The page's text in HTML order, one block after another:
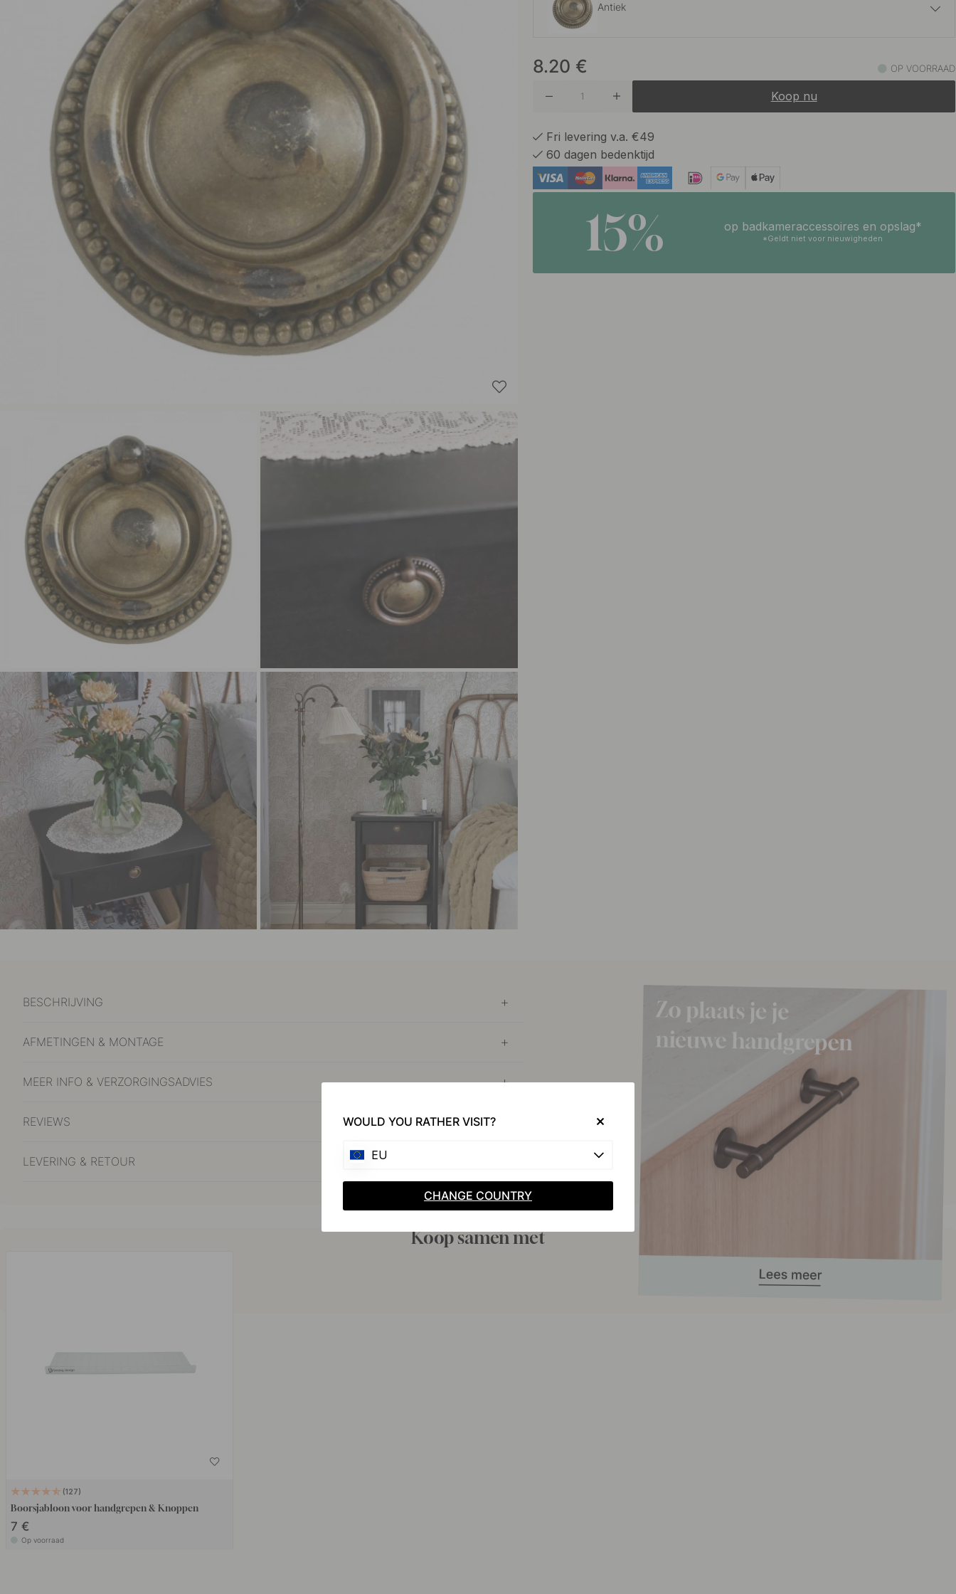
Antiek
Op voorraad
8.20 € OP VOORRAAD
Koop nu
Fri levering v.a. €49
60 dagen bedenktijd
15% op badkameraccessoires en opslag*
*Geldt niet voor nieuwigheden
BESCHRIJVING
AFMETINGEN & MONTAGE
MEER INFO & VERZORGINGSADVIES
REVIEWS
LEVERING & RETOUR
Koop samen met
127
Boorsjabloon voor handgrepen & Knoppen
7 €
Op voorraad
WOULD YOU RATHER VISIT?
EU
CHANGE COUNTRY